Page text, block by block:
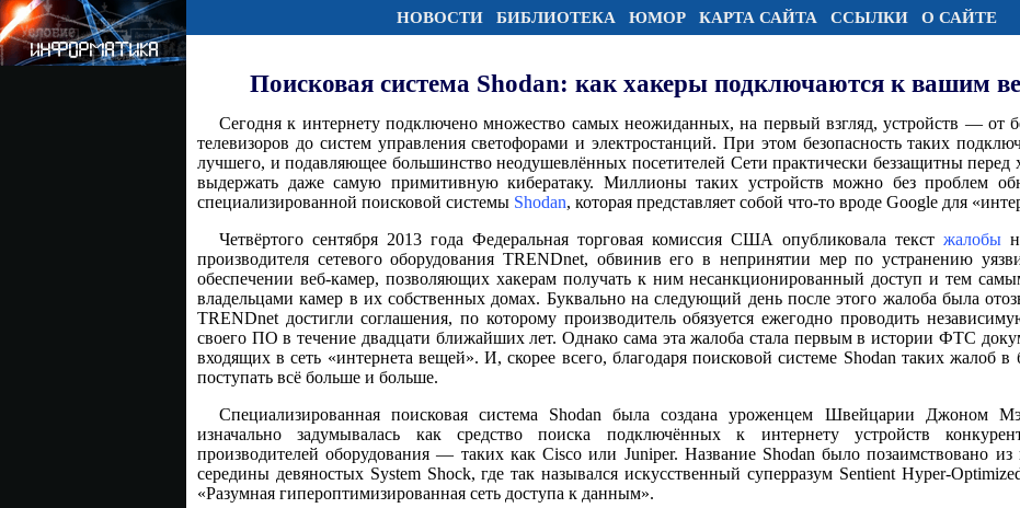
НОВОСТИ БИБЛИОТЕКА ЮМОР КАРТА САЙТА ССЫЛКИ О САЙТЕ
Поисковая система Shodan: как хакеры подключаются к вашим
Сегодня к интернету подключено множество самых неожиданных, на первый взгляд, устройств — от
телевизоров до систем управления светофорами и электростанций. При этом безопасность таких
лучшего, и подавляющее большинство неодушевлённых посетителей Сети практически беззащитны перед
выдержать даже самую примитивную кибератаку. Миллионы таких устройств можно без проблем
специализированной поисковой системы Shodan, которая представляет собой что-то вроде Google для
Четвёртого сентября 2013 года Федеральная торговая комиссия США опубликовала текст жалобы
производителя сетевого оборудования TRENDnet, обвинив его в непринятии мер по устранению
обеспечении веб-камер, позволяющих хакерам получать к ним несанкционированный доступ и тем
владельцами камер в их собственных домах. Буквально на следующий день после этого жалоба была
TRENDnet достигли соглашения, по которому производитель обязуется ежегодно проводить
своего ПО в течение двадцати ближайших лет. Однако сама эта жалоба стала первым в истории ФТС
входящих в сеть «интернета вещей». И, скорее всего, благодаря поисковой системе Shodan таких жалоб
поступать всё больше и больше.
Специализированная поисковая система Shodan была создана уроженцем Швейцарии Джоном
изначально задумывалась как средство поиска подключённых к интернету устройств
производителей оборудования — таких как Cisco или Juniper. Название Shodan было позаимствовано из
середины девяностых System Shock, где так назывался искусственный суперразум Sentient Hyper-
«Разумная гипероптимизированная сеть доступа к данным».